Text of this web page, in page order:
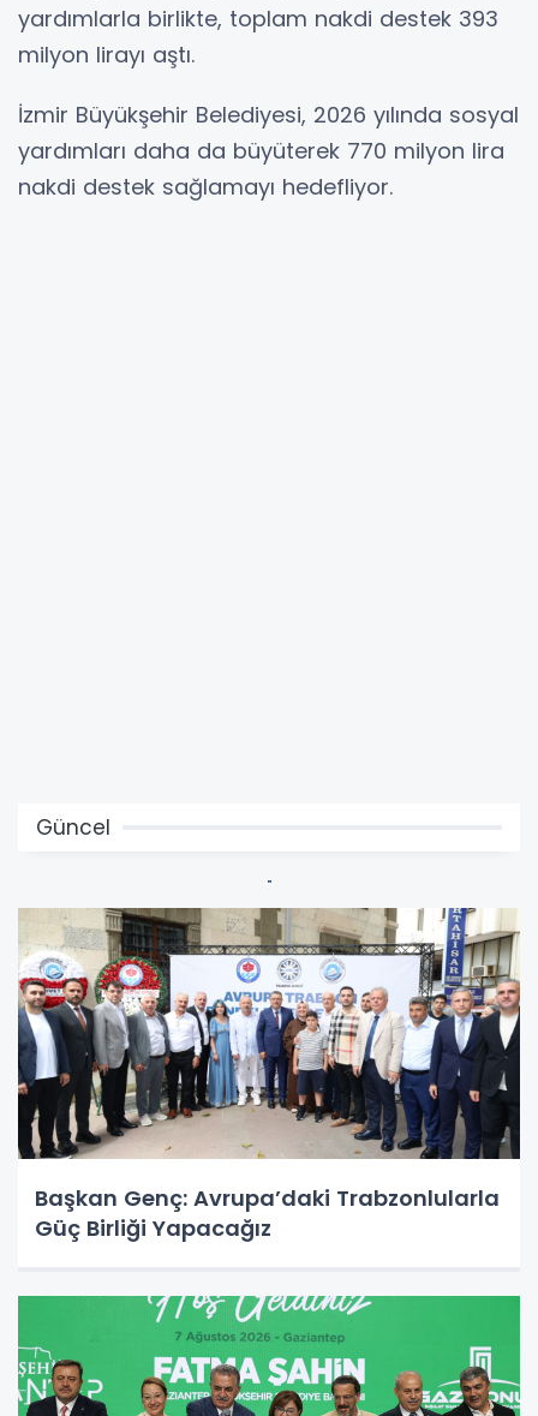
yardımlarla birlikte, toplam nakdi destek 393
milyon lirayı aştı.
İzmir Büyükşehir Belediyesi, 2026 yılında sosyal
yardımları daha da büyüterek 770 milyon lira
nakdi destek sağlamayı hedefliyor.
Güncel
Başkan Genç: Avrupa’daki Trabzonlularla
Güç Birliği Yapacağız